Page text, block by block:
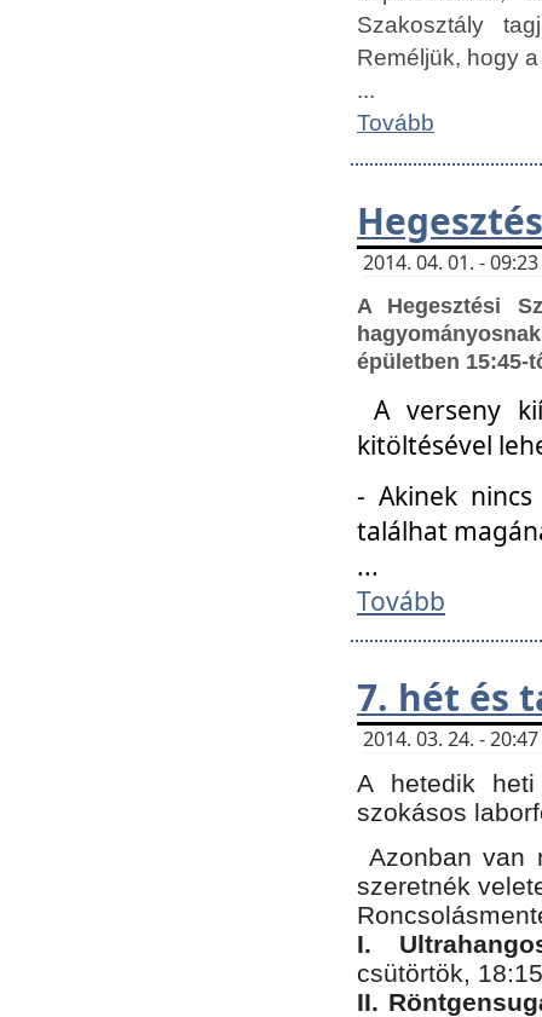
Szakosztály
Reméljük, hogy
...
Tovább
2014. 04. 01. -
A Hegesztési
épületben 15:45-
A verseny
kitöltésével
- Akinek
találhat
...
Tovább
7. hét és
2014. 03. 24. -
A hetedik
szokásos
Azonban van
szeretnék
I.
csütörtök,
II.